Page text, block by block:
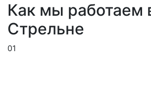
Как мы работаем
Стрельне
01